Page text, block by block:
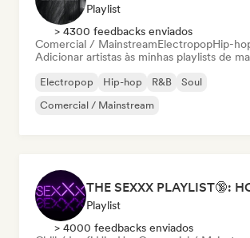
Playlist
> 4300 feedbacks enviados
Comercial / MainstreamElectropopHip-
Adicionar artistas às minhas playlists de
Electropop Hip-hop R&B
Soul
Comercial / Mainstream
Playlist
> 4000 feedbacks enviados